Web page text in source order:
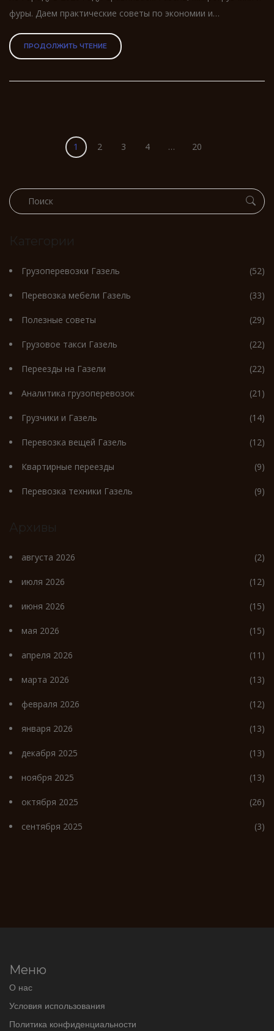
фуры. Даем практические советы по экономии и
ПРОДОЛЖИТЬ ЧТЕНИЕ
1 2 3 4 … 20
Категории
Грузоперевозки Газель (52)
Перевозка мебели Газель (33)
Полезные советы (29)
Грузовое такси Газель (22)
Переезды на Газели (22)
Аналитика грузоперевозок (21)
Грузчики и Газель (14)
Перевозка вещей Газель (12)
Квартирные переезды (9)
Перевозка техники Газель (9)
Архивы
августа 2026 (2)
июля 2026 (12)
июня 2026 (15)
мая 2026 (15)
апреля 2026 (11)
марта 2026 (13)
февраля 2026 (12)
января 2026 (13)
декабря 2025 (13)
ноября 2025 (13)
октября 2025 (26)
сентября 2025 (3)
Меню
О нас
Условия использования
Политика конфиденциальности